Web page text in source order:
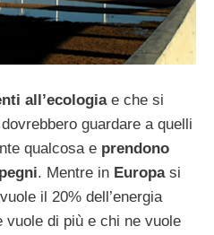
all’ecologiae che si
guardare a quelli
qualcosa e prendono
. Mentre in Europasi
il 20% dell’energia
vuole di più e chi ne vuole